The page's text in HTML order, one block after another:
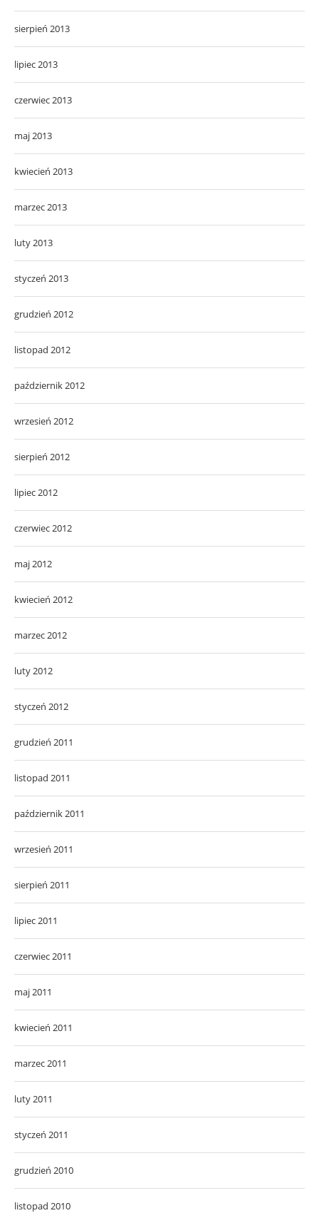
sierpień 2013
lipiec 2013
czerwiec 2013
maj 2013
kwiecień 2013
marzec 2013
luty 2013
styczeń 2013
grudzień 2012
listopad 2012
październik 2012
wrzesień 2012
sierpień 2012
lipiec 2012
czerwiec 2012
maj 2012
kwiecień 2012
marzec 2012
luty 2012
styczeń 2012
grudzień 2011
listopad 2011
październik 2011
wrzesień 2011
sierpień 2011
lipiec 2011
czerwiec 2011
maj 2011
kwiecień 2011
marzec 2011
luty 2011
styczeń 2011
grudzień 2010
listopad 2010